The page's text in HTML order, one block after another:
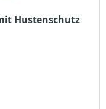
Hustenschutz